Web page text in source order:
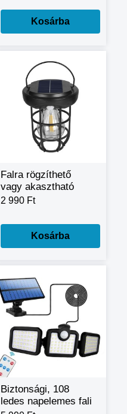
Kosárba
Falra rögzíthető
vagy akasztható
mozgásérzékelős
2 990 Ft
Kosárba
Biztonsági, 108
ledes napelemes fali